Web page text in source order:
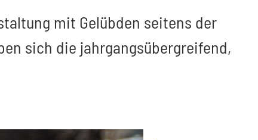
mit Gelübden seitens der
sich die jahrgangsübergreifend,